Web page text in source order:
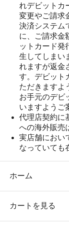
れデビットカ
変更やご請求
決済システム
に、ご請求金
ットカード発
生してしまい
れますが返金
す。デビット
ただきますよ
お手元のデビ
いますようご
代理店契約に
への海外販売
実店舗におい
なっていても
ホーム
カートを見る